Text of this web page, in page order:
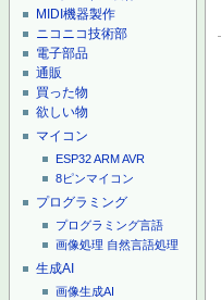
MIDI機器製作
ニコニコ技術部
電子部品
通販
買った物
欲しい物
マイコン
ESP32ARMAVR
8ピンマイコン
プログラミング
プログラミング言語
画像処理 自然言語処理
生成AI
画像生成AI